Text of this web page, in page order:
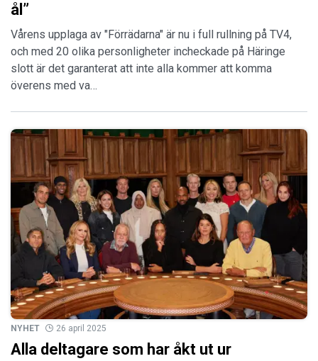
ål”
Vårens upplaga av "Förrädarna" är nu i full rullning på TV4,
och med 20 olika personligheter incheckade på Häringe
slott är det garanterat att inte alla kommer att komma
överens med va…
NYHET 26 april 2025
Alla deltagare som har åkt ut ur